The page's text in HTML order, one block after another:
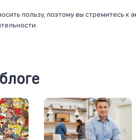
пользу, поэтому вы стремитесь